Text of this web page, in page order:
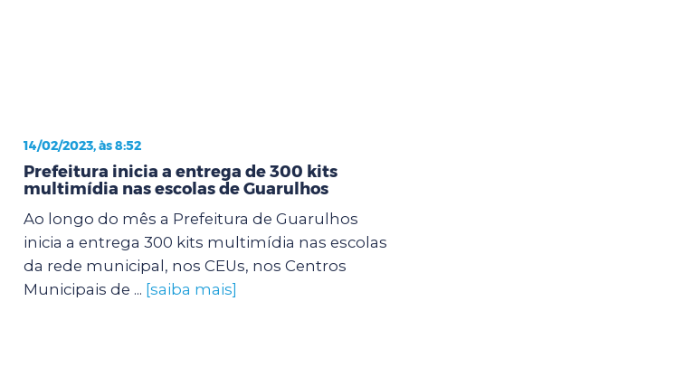
14/02/2023, às 8:52
Prefeitura inicia a entrega de 300 kits
multimídia nas escolas de Guarulhos
Ao longo do mês a Prefeitura de Guarulhos
inicia a entrega 300 kits multimídia nas escolas
da rede municipal, nos CEUs, nos Centros
Municipais de ... [saiba mais]